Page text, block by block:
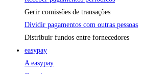
Gerir comissões de transações
Dividir pagamentos com outras pessoas
Distribuir fundos entre fornecedores
easypay
A easypay